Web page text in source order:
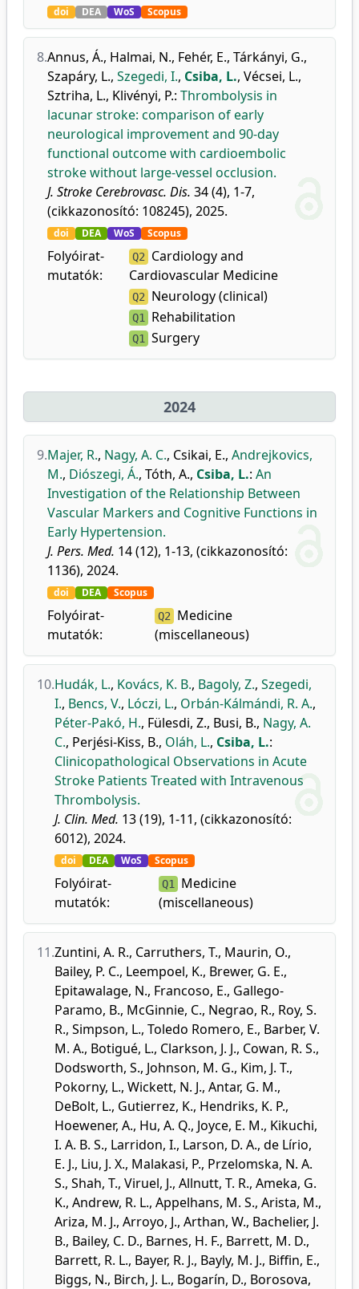
doi DEA WoS Scopus
8.Annus, Á., Halmai, N., Fehér, E., Tárkányi, G.,
Szapáry, L., Szegedi, I., Csiba, L., Vécsei, L.,
Sztriha, L., Klivényi, P.: Thrombolysis in
lacunar stroke: comparison of early
neurological improvement and 90-day
functional outcome with cardioembolic
stroke without large-vessel occlusion.
J. Stroke Cerebrovasc. Dis. 34 (4), 1-7,
(cikkazonosító: 108245), 2025.
doi DEA WoS Scopus
Folyóirat-
mutatók:
Q2 Cardiology and
Cardiovascular Medicine
Q2 Neurology (clinical)
Q1 Rehabilitation
Q1 Surgery
2024
9.Majer, R., Nagy, A. C., Csikai, E., Andrejkovics,
M., Diószegi, Á., Tóth, A., Csiba, L.: An
Investigation of the Relationship Between
Vascular Markers and Cognitive Functions in
Early Hypertension.
J. Pers. Med. 14 (12), 1-13, (cikkazonosító:
1136), 2024.
doi DEA Scopus
Folyóirat-
mutatók:
Q2 Medicine
(miscellaneous)
10.Hudák, L., Kovács, K. B., Bagoly, Z., Szegedi,
I., Bencs, V., Lóczi, L., Orbán-Kálmándi, R. A.,
Péter-Pakó, H., Fülesdi, Z., Busi, B., Nagy, A.
C., Perjési-Kiss, B., Oláh, L., Csiba, L.:
Clinicopathological Observations in Acute
Stroke Patients Treated with Intravenous
Thrombolysis.
J. Clin. Med. 13 (19), 1-11, (cikkazonosító:
6012), 2024.
doi DEA WoS Scopus
Folyóirat-
mutatók:
Q1
Medicine
(miscellaneous)
11.Zuntini, A. R., Carruthers, T., Maurin, O.,
Bailey, P. C., Leempoel, K., Brewer, G. E.,
Epitawalage, N., Francoso, E., Gallego-
Paramo, B., McGinnie, C., Negrao, R., Roy, S.
R., Simpson, L., Toledo Romero, E., Barber, V.
M. A., Botigué, L., Clarkson, J. J., Cowan, R. S.,
Dodsworth, S., Johnson, M. G., Kim, J. T.,
Pokorny, L., Wickett, N. J., Antar, G. M.,
DeBolt, L., Gutierrez, K., Hendriks, K. P.,
Hoewener, A., Hu, A. Q., Joyce, E. M., Kikuchi,
I. A. B. S., Larridon, I., Larson, D. A., de Lírio,
E. J., Liu, J. X., Malakasi, P., Przelomska, N. A.
S., Shah, T., Viruel, J., Allnutt, T. R., Ameka, G.
K., Andrew, R. L., Appelhans, M. S., Arista, M.,
Ariza, M. J., Arroyo, J., Arthan, W., Bachelier, J.
B., Bailey, C. D., Barnes, H. F., Barrett, M. D.,
Barrett, R. L., Bayer, R. J., Bayly, M. J., Biffin, E.,
Biggs, N., Birch, J. L., Bogarín, D., Borosova,